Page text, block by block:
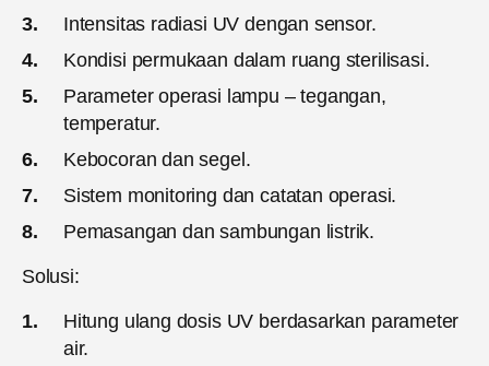
Intensitas radiasi UV dengan sensor.
Kondisi permukaan dalam ruang sterilisasi.
Parameter operasi lampu – tegangan,
temperatur.
Kebocoran dan segel.
Sistem monitoring dan catatan operasi.
Pemasangan dan sambungan listrik.
Solusi:
Hitung ulang dosis UV berdasarkan parameter
air.